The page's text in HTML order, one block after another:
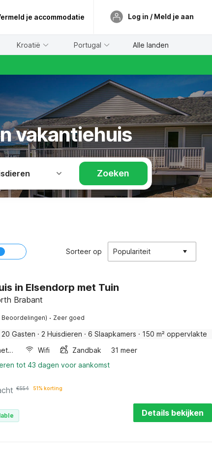
je accommodatie Log in / Meld je aan
Kroatië Portugal Alle landen
vakantiehuis
Zoeken
Sorteer op Populariteit
in Elsendorp met Tuin
Brabant
Beoordelingen) · Zeer goed
20 Gasten · 2 Huisdieren · 6 Slaapkamers · 150 m² oppervlakte
Combimagnetron
Wifi Zandbak
31 meer
tot 43 dagen voor aankomst
€554 51% korting
Details bekijken